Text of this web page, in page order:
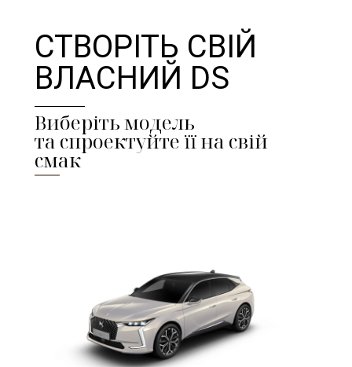
СТВОРІТЬ СВІЙ
ВЛАСНИЙ DS
Виберіть модель
та спроектуйте її на свій
смак